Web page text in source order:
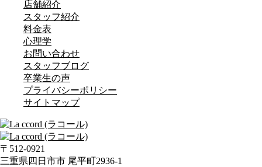
店舗紹介
スタッフ紹介
料金表
心理学
お問い合わせ
スタッフブログ
卒業生の声
プライバシーポリシー
サイトマップ
〒512-0921
三重県四日市市 尾平町2936-1